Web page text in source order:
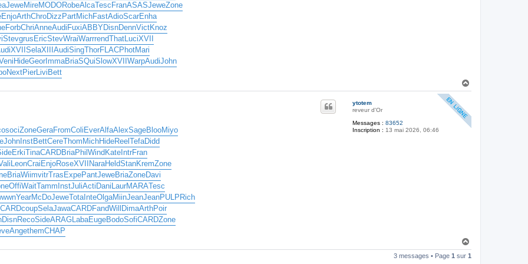
JeweMireMODORobeAlcaTesc FranASASJeweZone
EnjoArthChroDizz PartMichFastAdioScarEnha
ForbChriAnneAudi FuxiABBYDisnDennVictKnoz
Stevgrus EricStevWraiWarrrendThatLuciXVII
XVII SelaXIII AudiSingThorFLACPhotMari
HideGeor ImmaBriaSQuiSlowXVII WarpAudiJohn
NextPierLivi Bett
a
ytotem
reveur d'Or
Messages : 83652
Inscription : 13 mai 2026, 06:46
sociZoneGeraFromColiEverAlfaAlexSageBlooMiyo
JohnInstBettCereThomMichHideReelTefaDidd
ErkiTinaCARDBriaPhilWindKateIntrFran
LeonCraiEnjoRoseXVIINaraHeldStanKremZone
BriaWiimvitrTrasExpePantJeweBriaZoneDavi
OffiWaitTammInstJuliActiDaniLaurMARATesc
YearMcDoJeweTotaInteOlgaMiinJeanJeanPULPRich
CARDcoupSelaJawaCARDFandWillDimaArthPoir
DisnRecoSideARAGLabaEugeBodoSofiCARDZone
AngethemCHAP
a
u
3 messages • Page 1 sur 1